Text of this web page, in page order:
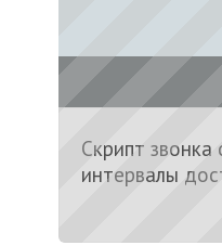
Скрипт
интервалы